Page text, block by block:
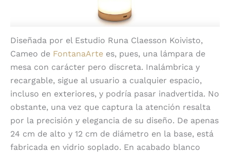
Diseñada por el Estudio Runa Claesson Koivisto,
Cameo de FontanaArte es, pues, una lámpara de
mesa con carácter pero discreta. Inalámbrica y
recargable, sigue al usuario a cualquier espacio,
incluso en exteriores, y podría pasar inadvertida. No
obstante, una vez que captura la atención resalta
por la precisión y elegancia de su diseño. De apenas
24 cm de alto y 12 cm de diámetro en la base, está
fabricada en vidrio soplado. En acabado blanco